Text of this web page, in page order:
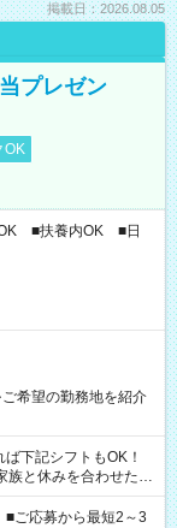
掲載日：2026.08.05
プレゼン
OK
■扶養内OK ■日
希望の勤務地を紹介
「できれば残業はし
ーク希望
ご応募から最短2～3